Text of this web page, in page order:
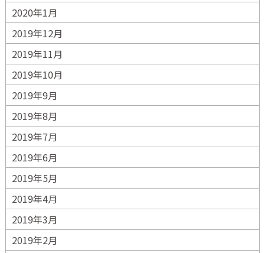
2020年1月
2019年12月
2019年11月
2019年10月
2019年9月
2019年8月
2019年7月
2019年6月
2019年5月
2019年4月
2019年3月
2019年2月